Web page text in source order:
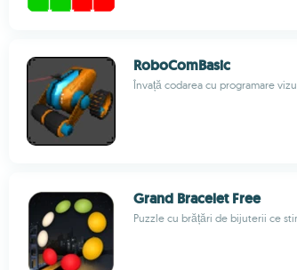
RoboComBasic
Învață codarea cu programare
Grand Bracelet Free
Puzzle cu brățări de bijuterii ce